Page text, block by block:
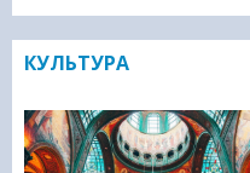
КУЛЬТУРА